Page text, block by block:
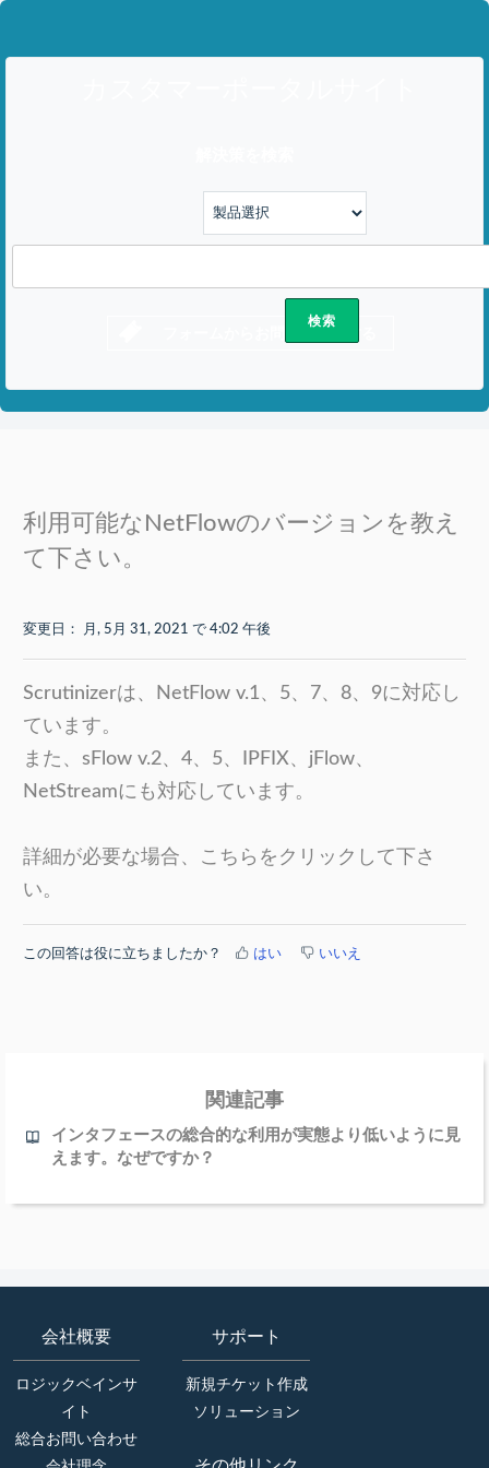
利用可能なNetFlowのバージョンを教え
て下さい。
変更日： 月, 5月 31, 2021 で 4:02 午後
Scrutinizerは、NetFlow v.1、5、7、8、9に対応し
ています。
また、sFlow v.2、4、5、IPFIX、jFlow、
NetStreamにも対応しています。
詳細が必要な場合、こちらをクリックして下さ
い。
この回答は役に立ちましたか？ はい いいえ
関連記事
インタフェースの総合的な利用が実態より低いように見
えます。なぜですか？
会社概要
ロジックベインサ
イト
総合お問い合わせ
サポート
新規チケット作成
ソリューション